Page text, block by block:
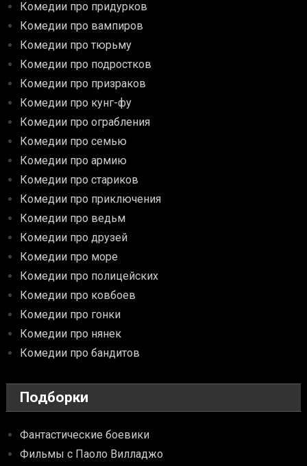
Комедии про придурков
Комедии про вампиров
Комедии про тюрьму
Комедии про подростков
Комедии про призраков
Комедии про кунг-фу
Комедии про ограбления
Комедии про семью
Комедии про армию
Комедии про стариков
Комедии про приключения
Комедии про ведьм
Комедии про друзей
Комедии про море
Комедии про полицейских
Комедии про ковбоев
Комедии про гонки
Комедии про нянек
Комедии про бандитов
Подборки
Фантастические боевики
Фильмы с Паоло Вилладжо